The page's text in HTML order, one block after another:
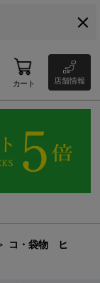
カート 店舗情報
コ・袋物 ヒ